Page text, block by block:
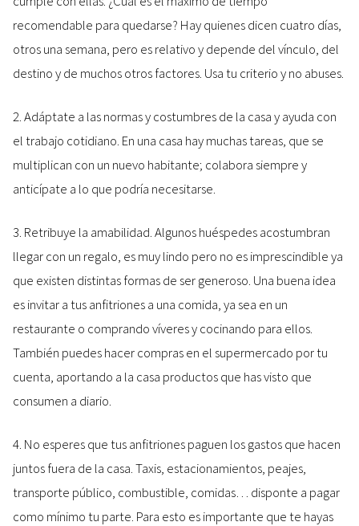
recomendable para quedarse? Hay quienes dicen cuatro días,
otros una semana, pero es relativo y depende del vínculo, del
destino y de muchos otros factores. Usa tu criterio y no abuses.
2. Adáptate a las normas y costumbres de la casa y ayuda con
el trabajo cotidiano. En una casa hay muchas tareas, que se
multiplican con un nuevo habitante; colabora siempre y
anticípate a lo que podría necesitarse.
3. Retribuye la amabilidad. Algunos huéspedes acostumbran
llegar con un regalo, es muy lindo pero no es imprescindible ya
que existen distintas formas de ser generoso. Una buena idea
es invitar a tus anfitriones a una comida, ya sea en un
restaurante o comprando víveres y cocinando para ellos.
También puedes hacer compras en el supermercado por tu
cuenta, aportando a la casa productos que has visto que
consumen a diario.
4. No esperes que tus anfitriones paguen los gastos que hacen
juntos fuera de la casa. Taxis, estacionamientos, peajes,
transporte público, combustible, comidas… disponte a pagar
como mínimo tu parte. Para esto es importante que te hayas